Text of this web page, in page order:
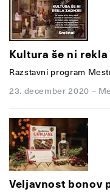
Kultura še ni
Razstavni program
23. december 2020 –
Veljavnost bonov